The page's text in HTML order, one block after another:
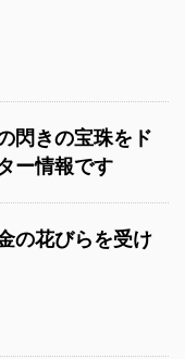
閃きの宝珠をド
ー情報です
の花びらを受け